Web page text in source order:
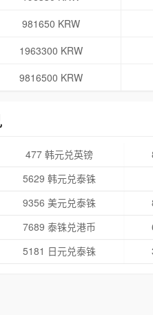
981650 KRW
1963300 KRW
9816500 KRW
477 韩元兑英镑
5629 韩元兑泰铢
9356 美元兑泰铢
7689 泰铢兑港币
5181 日元兑泰铢